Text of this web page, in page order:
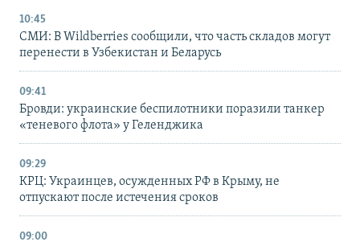
10:45
СМИ: В Wildberries сообщили, что часть складов могут
перенести в Узбекистан и Беларусь
09:41
Бровди: украинские беспилотники поразили танкер
«теневого флота» у Геленджика
09:29
КРЦ: Украинцев, осужденных РФ в Крыму, не
отпускают после истечения сроков
09:00